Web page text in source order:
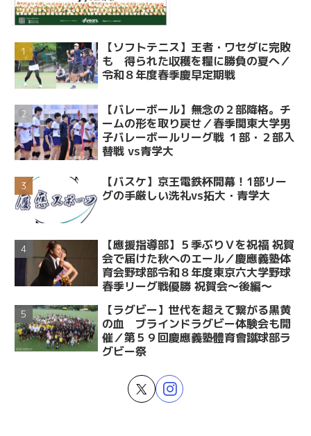
【ソフトテニス】王者・ワセダに完敗
も 得られた収穫を糧に勝負の夏へ／
令和８年度春季慶早定期戦
【バレーボール】無念の２部降格。チ
ームの形を取り戻せ／春季関東大学男
子バレーボールリーグ戦 １部・２部入
替戦 vs青学大
【バスケ】京王電鉄杯開幕！1部リー
グの手厳しい洗礼vs拓大・青学大
【應援指導部】５季ぶりＶを祝福 祝賀
会で届けた秋へのエール／慶應義塾体
育会野球部令和８年度東京六大学野球
春季リーグ戦優勝 祝賀会～後編～
【ラグビー】世代を超えて繋がる黒黄
の血 ブラインドラグビー体験会も開
催／第５９回慶應義塾體育會蹴球部ラ
グビー祭